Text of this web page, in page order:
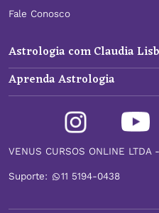
Fale Conosco
Astrologia com Claudia
Aprenda Astrologia
VENUS CURSOS ONLINE
Suporte: 11 5194-0438